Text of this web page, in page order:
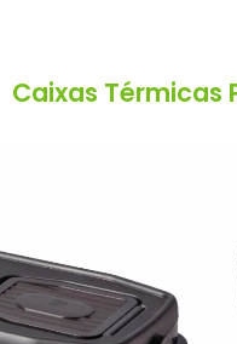
Caixas Térmicas